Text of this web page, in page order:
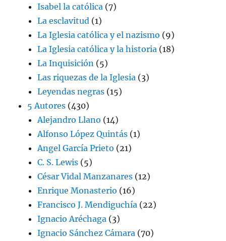
Isabel la católica (7)
La esclavitud (1)
La Iglesia católica y el nazismo (9)
La Iglesia católica y la historia (18)
La Inquisición (5)
Las riquezas de la Iglesia (3)
Leyendas negras (15)
5 Autores (430)
Alejandro Llano (14)
Alfonso López Quintás (1)
Angel García Prieto (21)
C. S. Lewis (5)
César Vidal Manzanares (12)
Enrique Monasterio (16)
Francisco J. Mendiguchía (22)
Ignacio Aréchaga (3)
Ignacio Sánchez Cámara (70)